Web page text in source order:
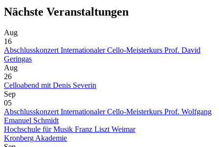
Nächste Veranstaltungen
Aug
16
Abschlusskonzert Internationaler Cello-Meisterkurs Prof. David
Geringas
Aug
26
Celloabend mit Denis Severin
Sep
05
Abschlusskonzert Internationaler Cello-Meisterkurs Prof. Wolfgang
Emanuel Schmidt
Hochschule für Musik Franz Liszt Weimar
Kronberg Akademie